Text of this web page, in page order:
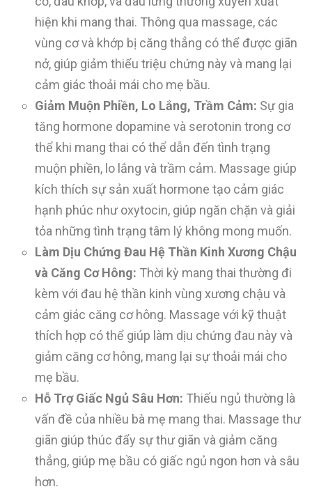
hiện khi mang thai. Thông qua massage, các
vùng cơ và khớp bị căng thẳng có thể được giãn
nở, giúp giảm thiểu triệu chứng này và mang lại
cảm giác thoải mái cho mẹ bầu.
Giảm Muộn Phiền, Lo Lắng, Trầm Cảm: Sự gia
tăng hormone dopamine và serotonin trong cơ
thể khi mang thai có thể dẫn đến tình trạng
muộn phiền, lo lắng và trầm cảm. Massage giúp
kích thích sự sản xuất hormone tạo cảm giác
hạnh phúc như oxytocin, giúp ngăn chặn và giải
tỏa những tình trạng tâm lý không mong muốn.
Làm Dịu Chứng Đau Hệ Thần Kinh Xương Chậu
và Căng Cơ Hông: Thời kỳ mang thai thường đi
kèm với đau hệ thần kinh vùng xương chậu và
cảm giác căng cơ hông. Massage với kỹ thuật
thích hợp có thể giúp làm dịu chứng đau này và
giảm căng cơ hông, mang lại sự thoải mái cho
mẹ bầu.
Hỗ Trợ Giấc Ngủ Sâu Hơn: Thiếu ngủ thường là
vấn đề của nhiều bà mẹ mang thai. Massage thư
giãn giúp thúc đẩy sự thư giãn và giảm căng
thẳng, giúp mẹ bầu có giấc ngủ ngon hơn và sâu
hơn.